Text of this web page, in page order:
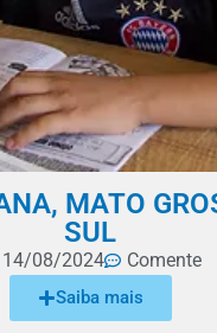
MATO
SUL
14/08/2024 Comente
Saiba mais